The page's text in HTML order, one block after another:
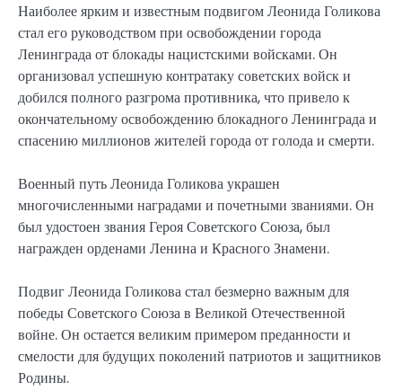
Наиболее ярким и известным подвигом Леонида Голикова
стал его руководством при освобождении города
Ленинграда от блокады нацистскими войсками. Он
организовал успешную контратаку советских войск и
добился полного разгрома противника, что привело к
окончательному освобождению блокадного Ленинграда и
спасению миллионов жителей города от голода и смерти.
Военный путь Леонида Голикова украшен
многочисленными наградами и почетными званиями. Он
был удостоен звания Героя Советского Союза, был
награжден орденами Ленина и Красного Знамени.
Подвиг Леонида Голикова стал безмерно важным для
победы Советского Союза в Великой Отечественной
войне. Он остается великим примером преданности и
смелости для будущих поколений патриотов и защитников
Родины.